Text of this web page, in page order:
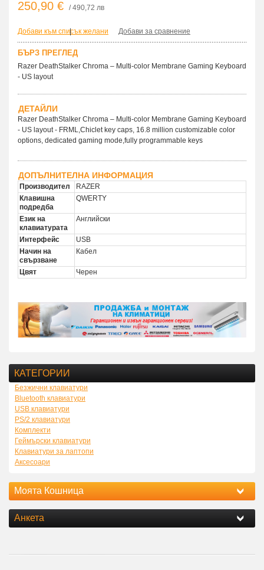
250,90 € / 490,72 лв
Добави към списък желани
| Добави за сравнение
БЪРЗ ПРЕГЛЕД
Razer DeathStalker Chroma – Multi-color Membrane Gaming Keyboard
- US layout
ДЕТАЙЛИ
Razer DeathStalker Chroma – Multi-color Membrane Gaming Keyboard
- US layout - FRML,Chiclet key caps, 16.8 million customizable color
options, dedicated gaming mode,fully programmable keys
ДОПЪЛНИТЕЛНА ИНФОРМАЦИЯ
Производител
RAZER
Клавишна
подредба
QWERTY
Език на
клавиатурата
Английски
Интерфейс
USB
Начин на
свързване
Кабел
Цвят Черен
КАТЕГОРИИ
Безжични клавиатури
Bluetooth клавиатури
USB клавиатури
PS/2 клавиатури
Комплекти
Геймърски клавиатури
Клавиатури за лаптопи
Аксесоари
Моята Кошница
Анкета